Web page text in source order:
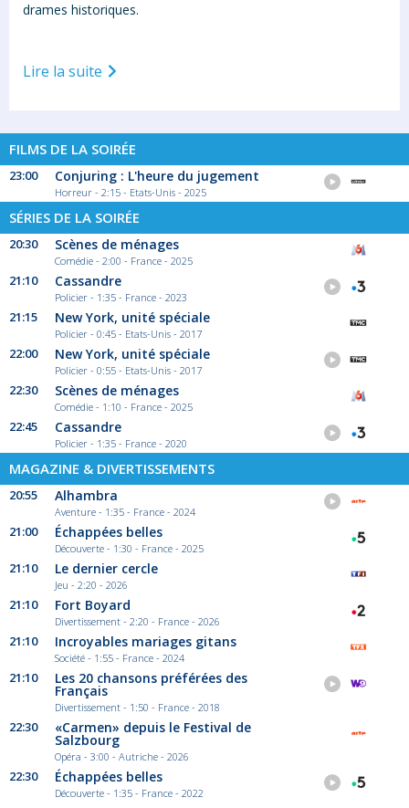
drames historiques.
Lire la suite
FILMS DE LA SOIRÉE
23:00 Conjuring : L'heure du jugement
Horreur - 2:15 - Etats-Unis - 2025
SÉRIES DE LA SOIRÉE
20:30 Scènes de ménages
Comédie - 2:00 - France - 2025
21:10 Cassandre
Policier - 1:35 - France - 2023
21:15 New York, unité spéciale
Policier - 0:45 - Etats-Unis - 2017
22:00 New York, unité spéciale
Policier - 0:55 - Etats-Unis - 2017
22:30 Scènes de ménages
Comédie - 1:10 - France - 2025
22:45 Cassandre
Policier - 1:35 - France - 2020
MAGAZINE & DIVERTISSEMENTS
20:55 Alhambra
Aventure - 1:35 - France - 2024
21:00 Échappées belles
Découverte - 1:30 - France - 2025
21:10 Le dernier cercle
Jeu - 2:20 - 2026
21:10 Fort Boyard
Divertissement - 2:20 - France - 2026
21:10 Incroyables mariages gitans
Société - 1:55 - France - 2024
21:10 Les 20 chansons préférées des
Français
Divertissement - 1:50 - France - 2018
22:30 «Carmen» depuis le Festival de
Salzbourg
Opéra - 3:00 - Autriche - 2026
22:30 Échappées belles
Découverte - 1:35 - France - 2022